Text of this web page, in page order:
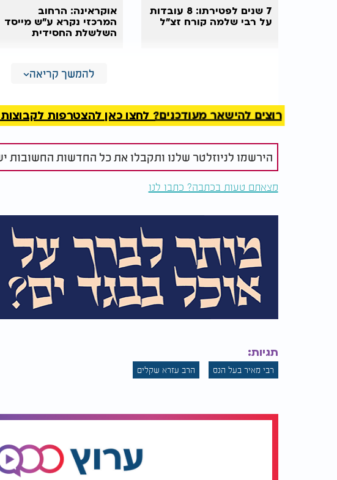
7 שנים לפטירתו: 8 עובדות
על רבי שלמה קורח זצ"ל
אוקראינה: הרחוב
המרכזי נקרא ע"ש מייסד
השלשלת החסידית
סוד של שלוש מילים - אלהא דמאיר ענני
רבי מאיר. יש להקפיד לא להוסיף מילים - לא לומר "רבי
שלוש המילים האלו. כך מדגיש הבן איש חי: שלוש מילים -
האמירה הזו אינה רק נוסח תפילה. זו הצהרה:
תפילותיו, גם עכשיו - בשמו, בזכותו - הקדוש ברוך הוא יענה
הכוח שבזכות הצדיקים
צדיק עצום כמו רבי מאיר, שכוחו ממשיך גם אחרי מותו.
ברפואה, בזיווג - יאמר בלב שלם:"אלהא דמאיר ענני", וייתן
הצדיק שקבור בטבריה.
להמשך קריאה
רוצים להישאר מעודכנים? לחצו כאן להצטרפות לקבוצות
הירשמו לניוזלטר שלנו ותקבלו את כל החדשות החשובות
מצאתם טעות בכתבה? כתבו לנו
תגיות:
רבי מאיר בעל הנס הרב עזרא שקלים